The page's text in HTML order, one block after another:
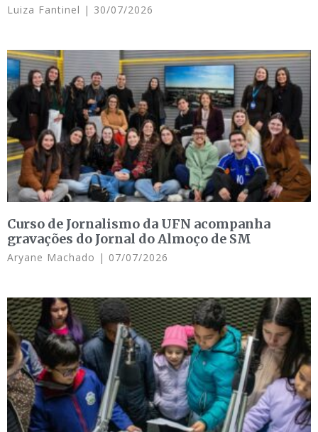
Luiza Fantinel 30/07/2026
Curso de Jornalismo da UFN acompanha
gravações do Jornal do Almoço de SM
Aryane Machado 07/07/2026